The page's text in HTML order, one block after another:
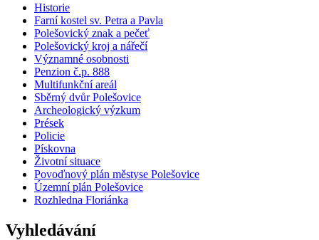
Historie
Farní kostel sv. Petra a Pavla
Polešovický znak a pečeť
Polešovický kroj a nářečí
Významné osobnosti
Penzion č.p. 888
Multifunkční areál
Sběrný dvůr Polešovice
Archeologický výzkum
Prések
Policie
Pískovna
Životní situace
Povoďnový plán městyse Polešovice
Územní plán Polešovice
Rozhledna Floriánka
Vyhledávání